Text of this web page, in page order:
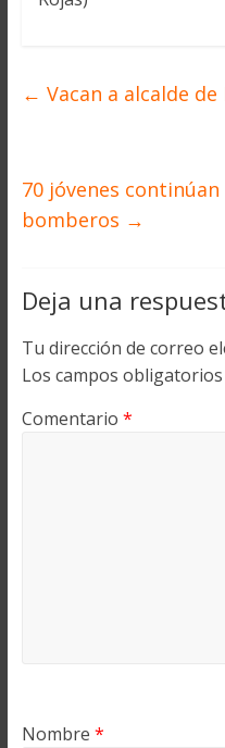
← Vacan a alcalde
70 jóvenes
bomberos →
Deja una
Tu dirección de correo
Los campos
Comentario *
Nombre *